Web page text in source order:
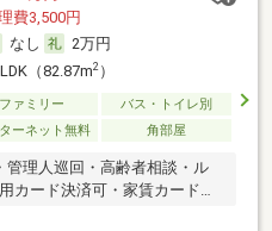
費3,500円
なし
2万円
（82.87m2）
ファミリー
バス・トイレ別
ーネット無料 角部屋
管理人巡回・高齢者相談・ル
カード決済可・家賃カード決